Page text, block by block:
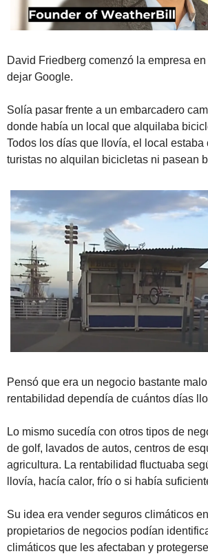
David Friedberg comenzó la empresa
dejar Google.
Solía pasar frente a un embarcadero
donde había un local que alquilaba
Todos los días que llovía, el local estaba
turistas no alquilan bicicletas ni pasean
Pensó que era un negocio bastante
rentabilidad dependía de cuántos días
Lo mismo sucedía con otros tipos de
de golf, lavados de autos, centros de
agricultura. La rentabilidad fluctuaba
llovía, hacía calor, frío o si había
Su idea era vender seguros climáticos
propietarios de negocios podían
climáticos que les afectaban y